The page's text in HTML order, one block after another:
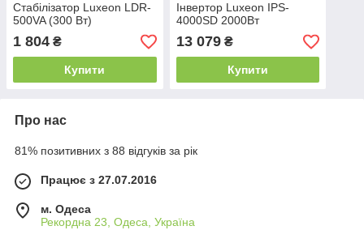
Стабілізатор Luxeon LDR-
500VA (300 Вт)
1 804 ₴
Купити
Інвертор Luxeon IPS-
4000SD 2000Вт
13 079₴
Купити
Про нас
81% позитивних з 88 відгуків за рік
Працює з 27.07.2016
м. Одеса
Рекордна 23, Одеса, Україна